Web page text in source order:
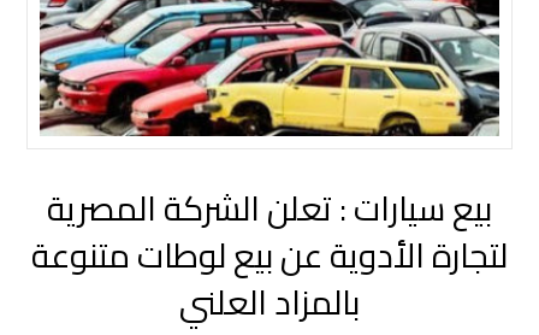
بيع سيارات : تعلن الشركة المصرية
لتجارة الأدوية عن بيع لوطات متنوعة
بالمزاد العلني